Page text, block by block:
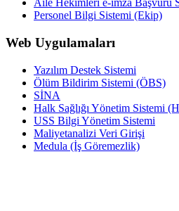
Aile Hekimleri e-imza Başvuru
Personel Bilgi Sistemi (Ekip)
Web Uygulamaları
Yazılım Destek Sistemi
Ölüm Bildirim Sistemi (ÖBS)
SİNA
Halk Sağlığı Yönetim Sistemi
USS Bilgi Yönetim Sistemi
Maliyetanalizi Veri Girişi
Medula (İş Göremezlik)